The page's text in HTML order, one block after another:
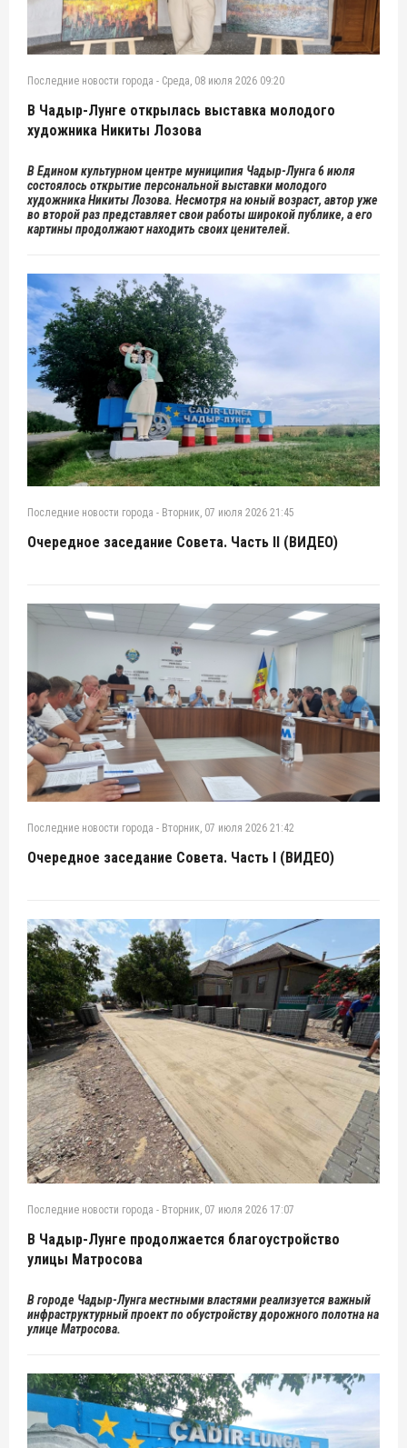
Последние новости города - Среда, 08 июля 2026 09:20
В Чадыр-Лунге открылась выставка молодого
художника Никиты Лозова
В Едином культурном центре муниципия Чадыр-Лунга 6 июля
состоялось открытие персональной выставки молодого
художника Никиты Лозова. Несмотря на юный возраст, автор уже
во второй раз представляет свои работы широкой публике, а его
картины продолжают находить своих ценителей.
Последние новости города - Вторник, 07 июля 2026 21:45
Очередное заседание Совета. Часть II (ВИДЕО)
Последние новости города - Вторник, 07 июля 2026 21:42
Очередное заседание Совета. Часть I (ВИДЕО)
Последние новости города - Вторник, 07 июля 2026 17:07
В Чадыр-Лунге продолжается благоустройство
улицы Матросова
В городе Чадыр-Лунга местными властями реализуется важный
инфраструктурный проект по обустройству дорожного полотна на
улице Матросова.